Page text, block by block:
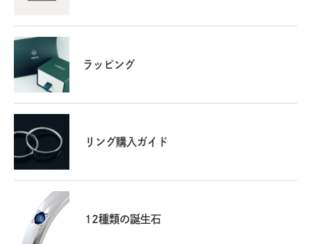
ラッピング
リング購入ガイド
12種類の誕生石